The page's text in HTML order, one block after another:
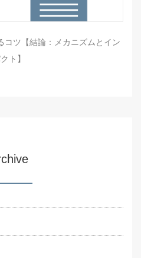
コツ【結論：メカニズムとイン
ト】